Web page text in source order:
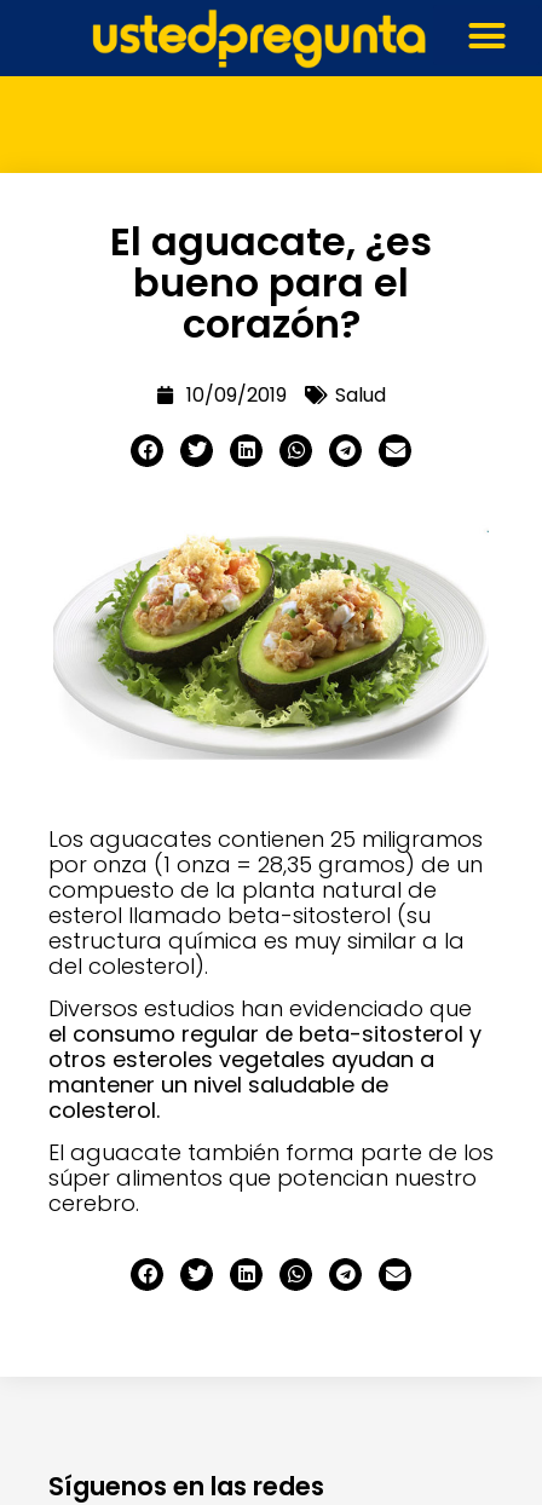
El aguacate, ¿es
bueno para el
corazón?
10/09/2019 Salud
Los aguacates contienen 25 miligramos
por onza (1 onza = 28,35 gramos) de un
compuesto de la planta natural de
esterol llamado beta-sitosterol (su
estructura química es muy similar a la
del colesterol).
Diversos estudios han evidenciado que
el consumo regular de beta-sitosterol y
otros esteroles vegetales ayudan a
mantener un nivel saludable de
colesterol.
El aguacate también forma parte de los
súper alimentos que potencian nuestro
cerebro.
Síguenos en las redes